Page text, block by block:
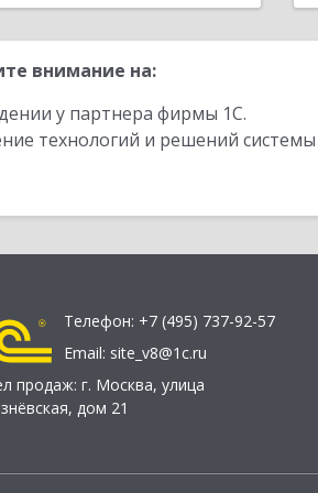
внимание на:
у партнера фирмы 1С.
технологий и решений
Телефон: +7 (495) 737-92-57
Email: site_v8@1c.ru
продаж: г. Москва, улица
дом 21